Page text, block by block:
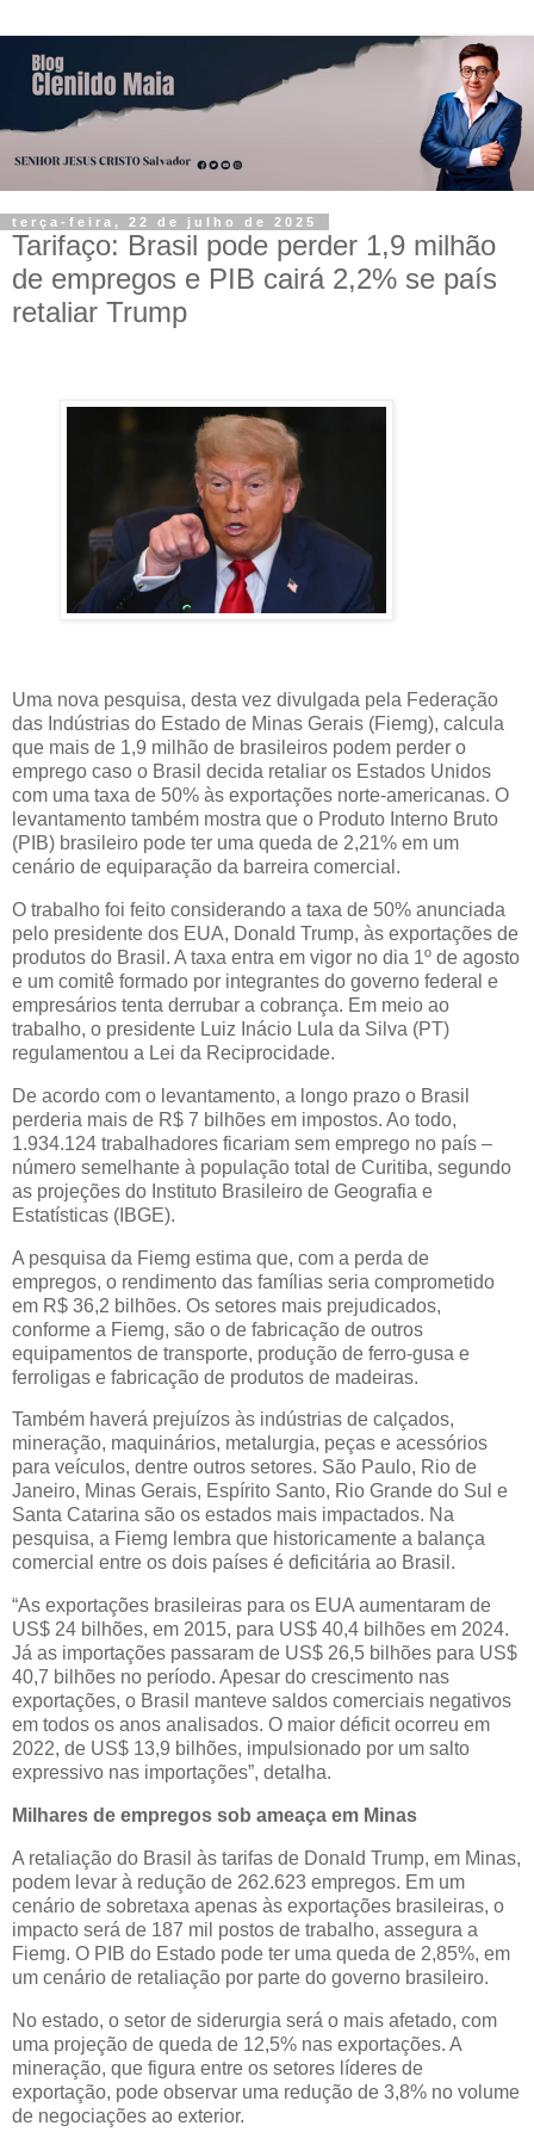
terça-feira, 22 de julho de 2025
Tarifaço: Brasil pode perder 1,9 milhão
de empregos e PIB cairá 2,2% se país
retaliar Trump
Uma nova pesquisa, desta vez divulgada pela Federação
das Indústrias do Estado de Minas Gerais (Fiemg), calcula
que mais de 1,9 milhão de brasileiros podem perder o
emprego caso o Brasil decida retaliar os Estados Unidos
com uma taxa de 50% às exportações norte-americanas. O
levantamento também mostra que o Produto Interno Bruto
(PIB) brasileiro pode ter uma queda de 2,21% em um
cenário de equiparação da barreira comercial.
O trabalho foi feito considerando a taxa de 50% anunciada
pelo presidente dos EUA, Donald Trump, às exportações de
produtos do Brasil. A taxa entra em vigor no dia 1º de agosto
e um comitê formado por integrantes do governo federal e
empresários tenta derrubar a cobrança. Em meio ao
trabalho, o presidente Luiz Inácio Lula da Silva (PT)
regulamentou a Lei da Reciprocidade.
De acordo com o levantamento, a longo prazo o Brasil
perderia mais de R$ 7 bilhões em impostos. Ao todo,
1.934.124 trabalhadores ficariam sem emprego no país –
número semelhante à população total de Curitiba, segundo
as projeções do Instituto Brasileiro de Geografia e
Estatísticas (IBGE).
A pesquisa da Fiemg estima que, com a perda de
empregos, o rendimento das famílias seria comprometido
em R$ 36,2 bilhões. Os setores mais prejudicados,
conforme a Fiemg, são o de fabricação de outros
equipamentos de transporte, produção de ferro-gusa e
ferroligas e fabricação de produtos de madeiras.
Também haverá prejuízos às indústrias de calçados,
mineração, maquinários, metalurgia, peças e acessórios
para veículos, dentre outros setores. São Paulo, Rio de
Janeiro, Minas Gerais, Espírito Santo, Rio Grande do Sul e
Santa Catarina são os estados mais impactados. Na
pesquisa, a Fiemg lembra que historicamente a balança
comercial entre os dois países é deficitária ao Brasil.
“As exportações brasileiras para os EUA aumentaram de
US$ 24 bilhões, em 2015, para US$ 40,4 bilhões em 2024.
Já as importações passaram de US$ 26,5 bilhões para US$
40,7 bilhões no período. Apesar do crescimento nas
exportações, o Brasil manteve saldos comerciais negativos
em todos os anos analisados. O maior déficit ocorreu em
2022, de US$ 13,9 bilhões, impulsionado por um salto
expressivo nas importações”, detalha.
Milhares de empregos sob ameaça em Minas
A retaliação do Brasil às tarifas de Donald Trump, em Minas,
podem levar à redução de 262.623 empregos. Em um
cenário de sobretaxa apenas às exportações brasileiras, o
impacto será de 187 mil postos de trabalho, assegura a
Fiemg. O PIB do Estado pode ter uma queda de 2,85%, em
um cenário de retaliação por parte do governo brasileiro.
No estado, o setor de siderurgia será o mais afetado, com
uma projeção de queda de 12,5% nas exportações. A
mineração, que figura entre os setores líderes de
exportação, pode observar uma redução de 3,8% no volume
de negociações ao exterior.